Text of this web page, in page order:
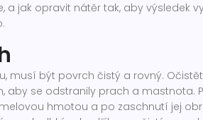
a jak opravit nátěr tak, aby výsledek
musí být povrch čistý a rovný.
aby se odstranily prach a mastnota.
hmotou a po zaschnutí jej